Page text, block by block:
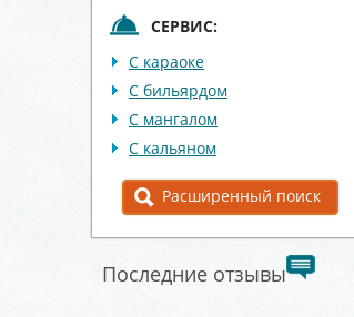
СЕРВИС:
С караоке
С бильярдом
С мангалом
С кальяном
Расширенный поиск
Последние отзывы